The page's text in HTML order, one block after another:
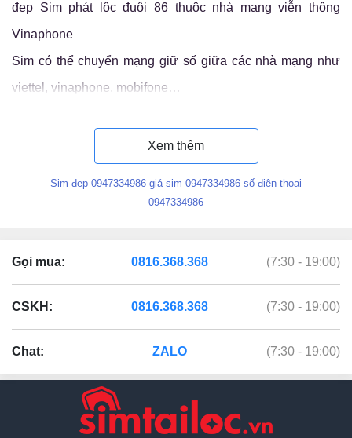
đẹp Sim phát lộc đuôi 86 thuộc nhà mạng viễn thông
Vinaphone
Sim có thể chuyển mạng giữ số giữa các nhà mạng như
viettel, vinaphone, mobifone…
Xem thêm
Sim đẹp 0947334986 giá sim 0947334986 số điện thoại
0947334986
Gọi mua: 0816.368.368 (7:30 - 19:00)
CSKH: 0816.368.368 (7:30 - 19:00)
Chat: ZALO (7:30 - 19:00)